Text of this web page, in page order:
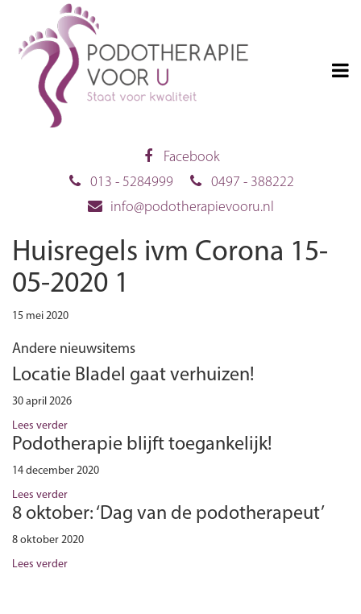
Facebook
013 - 5284999
0497 - 388222
info@podotherapievooru.nl
Huisregels ivm Corona 15-
05-2020 1
15 mei 2020
Andere nieuwsitems
Locatie Bladel gaat verhuizen!
30 april 2026
Lees verder
Podotherapie blijft toegankelijk!
14 december 2020
Lees verder
8 oktober: ‘Dag van de podotherapeut’
8 oktober 2020
Lees verder